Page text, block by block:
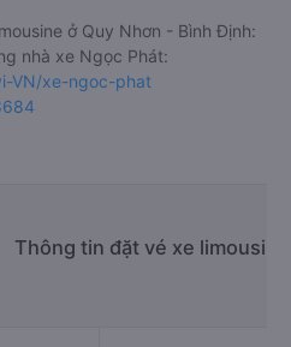
ở Quy Nhơn - Bình Định:
nhà xe Ngọc Phát:
VN/xe-ngoc-phat
Thông tin đặt vé xe